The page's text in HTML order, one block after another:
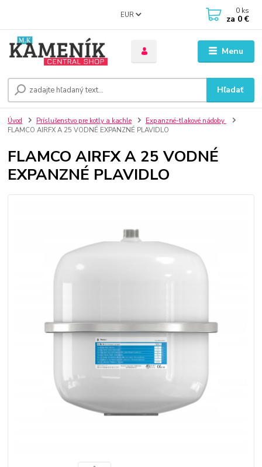
Menu
EUR
Hľadať
0 ks
za 0 €
Úvod Príslušenstvo pre kotly a kachle
Expanzné-tlakové nádoby
FLAMCO AIRFX A 25 VODNÉ EXPANZNÉ PLAVIDLO
FLAMCO AIRFX A 25 VODNÉ
EXPANZNÉ PLAVIDLO